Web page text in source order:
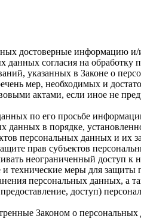
достоверные информацию
данных согласия на
указанных в Законе о
мер, необходимых и
актами, если иное не
по его просьбе
данных в порядке,
персональных данных и их
прав субъектов
неограниченный доступ
технические меры для
персональных данных,
доступ)
Законом о